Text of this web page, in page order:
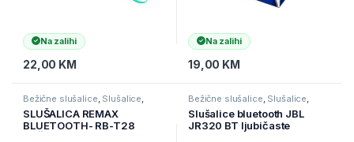
Na zalihi
22,00 KM
Na zalihi
19,00 KM
Bežične slušalice, Slušalice,
Televizori i audio
SLUŠALICA REMAX
BLUETOOTH- RB-T28
Bežične slušalice, Slušalice,
Televizori i audio
Slušalice bluetooth JBL
JR320 BT ljubičaste